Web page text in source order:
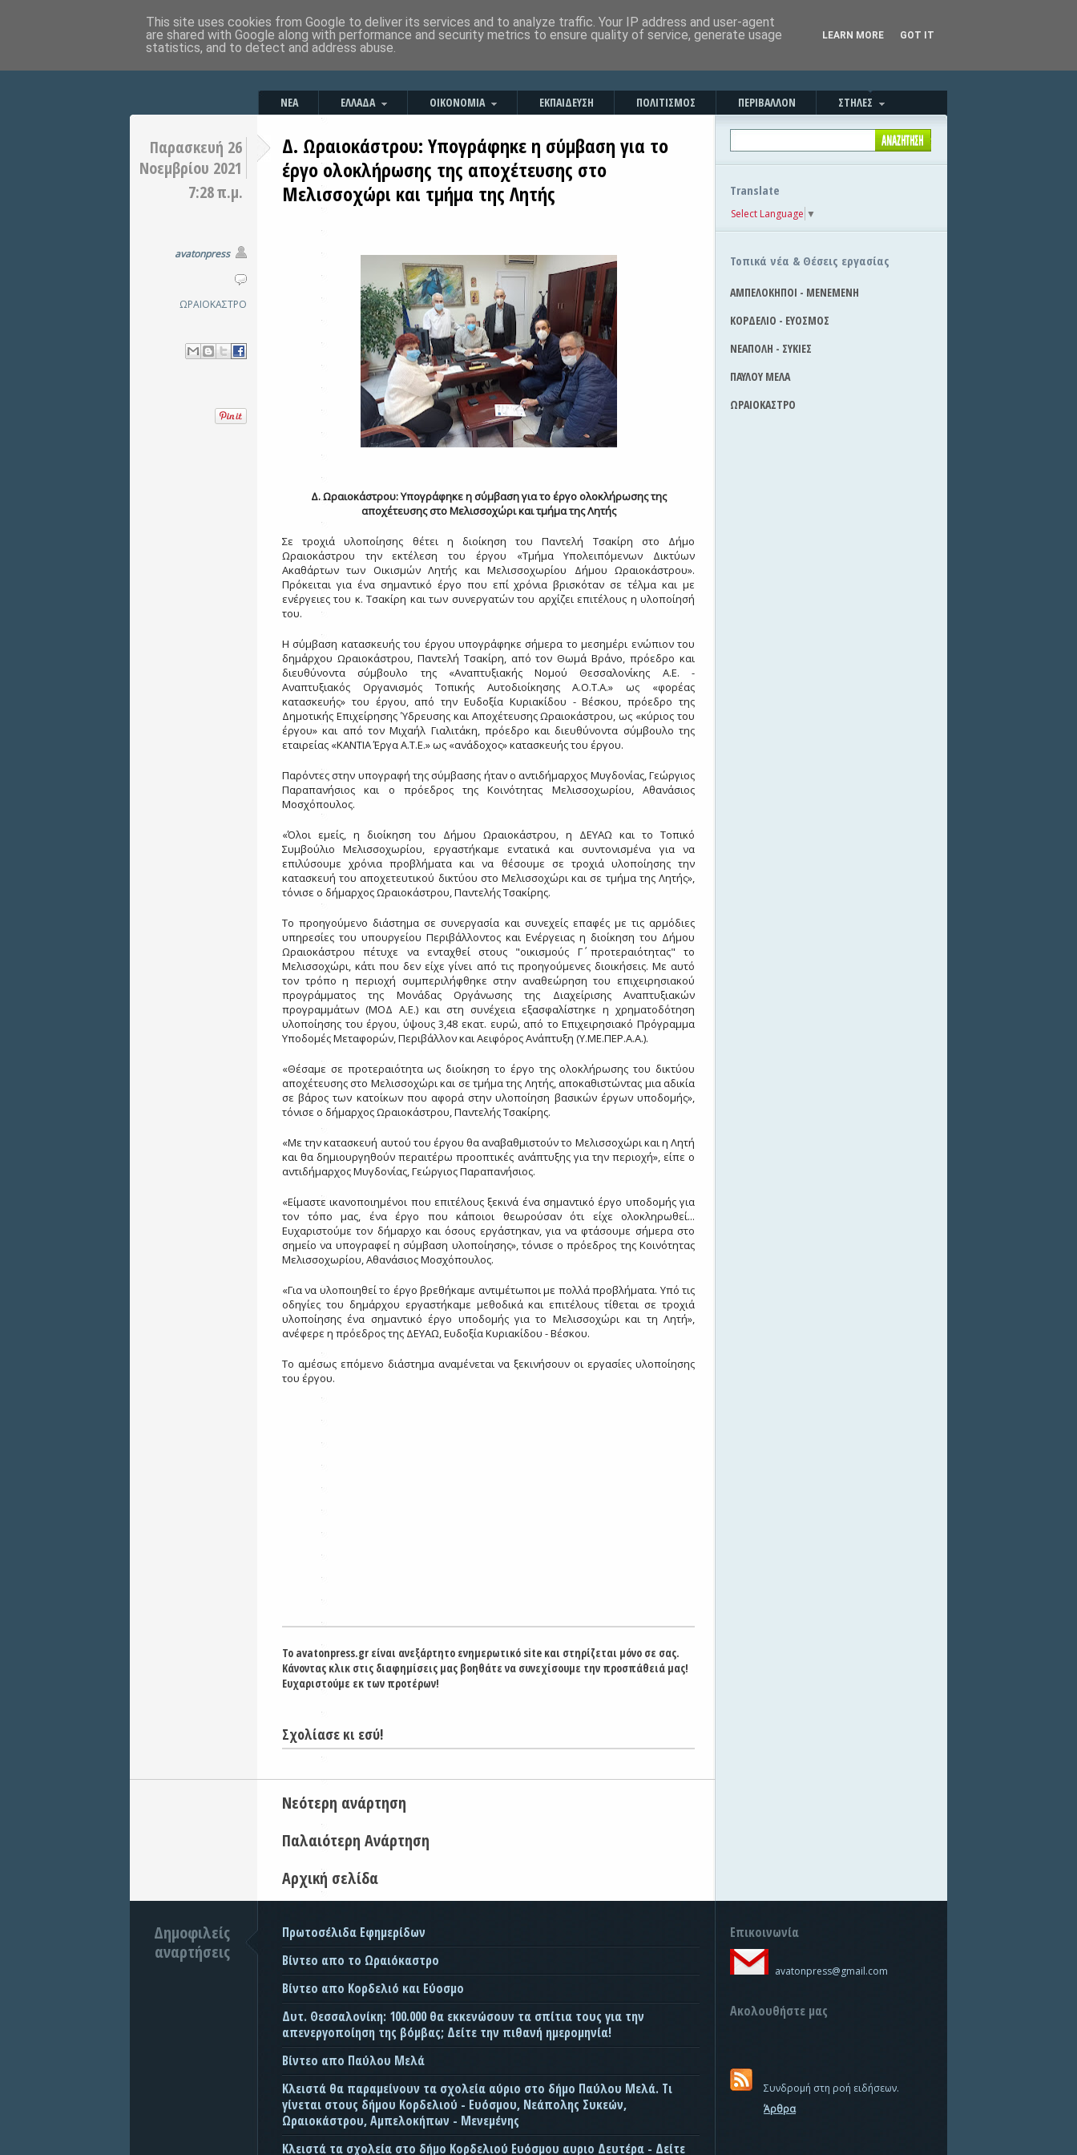
ΝΕΑ ΕΛΛΑΔΑ ΟΙΚΟΝΟΜΙΑ ΕΚΠΑΙΔΕΥΣΗ ΠΟΛΙΤΙΣΜΟΣ ΠΕΡΙΒΑΛΛΟΝ ΣΤΗΛΕΣ
Παρασκευή 26
Νοεμβρίου 2021
7:28 π.μ.
avatonpress
ΩΡΑΙΟΚΑΣΤΡΟ
Δ. Ωραιοκάστρου: Υπογράφηκε η σύμβαση για το
έργο ολοκλήρωσης της αποχέτευσης στο
Μελισσοχώρι και τμήμα της Λητής
Δ. Ωραιοκάστρου: Υπογράφηκε η σύμβαση για το έργο ολοκλήρωσης της
αποχέτευσης στο Μελισσοχώρι και τμήμα της Λητής
Σε τροχιά υλοποίησης θέτει η διοίκηση του Παντελή Τσακίρη στο Δήμο
Ωραιοκάστρου την εκτέλεση του έργου «Τμήμα Υπολειπόμενων Δικτύων
Ακαθάρτων των Οικισμών Λητής και Μελισσοχωρίου Δήμου Ωραιοκάστρου».
Πρόκειται για ένα σημαντικό έργο που επί χρόνια βρισκόταν σε τέλμα και με
ενέργειες του κ. Τσακίρη και των συνεργατών του αρχίζει επιτέλους η υλοποίησή
του.
Η σύμβαση κατασκευής του έργου υπογράφηκε σήμερα το μεσημέρι ενώπιον του
δημάρχου Ωραιοκάστρου, Παντελή Τσακίρη, από τον Θωμά Βράνο, πρόεδρο και
διευθύνοντα σύμβουλο της «Αναπτυξιακής Νομού Θεσσαλονίκης Α.Ε. -
Αναπτυξιακός Οργανισμός Τοπικής Αυτοδιοίκησης Α.Ο.Τ.Α.» ως «φορέας
κατασκευής» του έργου, από την Ευδοξία Κυριακίδου - Βέσκου, πρόεδρο της
Δημοτικής Επιχείρησης Ύδρευσης και Αποχέτευσης Ωραιοκάστρου, ως «κύριος του
έργου» και από τον Μιχαήλ Γιαλιτάκη, πρόεδρο και διευθύνοντα σύμβουλο της
εταιρείας «ΚΑΝΤΙΑ Έργα Α.Τ.Ε.» ως «ανάδοχος» κατασκευής του έργου.
Παρόντες στην υπογραφή της σύμβασης ήταν ο αντιδήμαρχος Μυγδονίας, Γεώργιος
Παραπανήσιος και ο πρόεδρος της Κοινότητας Μελισσοχωρίου, Αθανάσιος
Μοσχόπουλος.
«Όλοι εμείς, η διοίκηση του Δήμου Ωραιοκάστρου, η ΔΕΥΑΩ και το Τοπικό
Συμβούλιο Μελισσοχωρίου, εργαστήκαμε εντατικά και συντονισμένα για να
επιλύσουμε χρόνια προβλήματα και να θέσουμε σε τροχιά υλοποίησης την
κατασκευή του αποχετευτικού δικτύου στο Μελισσοχώρι και σε τμήμα της Λητής»,
τόνισε ο δήμαρχος Ωραιοκάστρου, Παντελής Τσακίρης.
Το προηγούμενο διάστημα σε συνεργασία και συνεχείς επαφές με τις αρμόδιες
υπηρεσίες του υπουργείου Περιβάλλοντος και Ενέργειας η διοίκηση του Δήμου
Ωραιοκάστρου πέτυχε να ενταχθεί στους "οικισμούς Γ΄ προτεραιότητας" το
Μελισσοχώρι, κάτι που δεν είχε γίνει από τις προηγούμενες διοικήσεις. Με αυτό
τον τρόπο η περιοχή συμπεριλήφθηκε στην αναθεώρηση του επιχειρησιακού
προγράμματος της Μονάδας Οργάνωσης της Διαχείρισης Αναπτυξιακών
προγραμμάτων (ΜΟΔ Α.Ε.) και στη συνέχεια εξασφαλίστηκε η χρηματοδότηση
υλοποίησης του έργου, ύψους 3,48 εκατ. ευρώ, από το Επιχειρησιακό Πρόγραμμα
Υποδομές Μεταφορών, Περιβάλλον και Αειφόρος Ανάπτυξη (Υ.ΜΕ.ΠΕΡ.Α.Α.).
«Θέσαμε σε προτεραιότητα ως διοίκηση το έργο της ολοκλήρωσης του δικτύου
αποχέτευσης στο Μελισσοχώρι και σε τμήμα της Λητής, αποκαθιστώντας μια αδικία
σε βάρος των κατοίκων που αφορά στην υλοποίηση βασικών έργων υποδομής»,
τόνισε ο δήμαρχος Ωραιοκάστρου, Παντελής Τσακίρης.
«Με την κατασκευή αυτού του έργου θα αναβαθμιστούν το Μελισσοχώρι και η Λητή
και θα δημιουργηθούν περαιτέρω προοπτικές ανάπτυξης για την περιοχή», είπε ο
αντιδήμαρχος Μυγδονίας, Γεώργιος Παραπανήσιος.
«Είμαστε ικανοποιημένοι που επιτέλους ξεκινά ένα σημαντικό έργο υποδομής για
τον τόπο μας, ένα έργο που κάποιοι θεωρούσαν ότι είχε ολοκληρωθεί...
Ευχαριστούμε τον δήμαρχο και όσους εργάστηκαν, για να φτάσουμε σήμερα στο
σημείο να υπογραφεί η σύμβαση υλοποίησης», τόνισε ο πρόεδρος της Κοινότητας
Μελισσοχωρίου, Αθανάσιος Μοσχόπουλος.
«Για να υλοποιηθεί το έργο βρεθήκαμε αντιμέτωποι με πολλά προβλήματα. Υπό τις
οδηγίες του δημάρχου εργαστήκαμε μεθοδικά και επιτέλους τίθεται σε τροχιά
υλοποίησης ένα σημαντικό έργο υποδομής για το Μελισσοχώρι και τη Λητή»,
ανέφερε η πρόεδρος της ΔΕΥΑΩ, Ευδοξία Κυριακίδου - Βέσκου.
Το αμέσως επόμενο διάστημα αναμένεται να ξεκινήσουν οι εργασίες υλοποίησης
του έργου.
Το avatonpress.gr είναι ανεξάρτητο ενημερωτικό site και στηρίζεται μόνο σε σας.
Κάνοντας κλικ στις διαφημίσεις μας βοηθάτε να συνεχίσουμε την προσπάθειά μας!
Ευχαριστούμε εκ των προτέρων!
Σχολίασε κι εσύ!
Νεότερη ανάρτηση
Παλαιότερη Ανάρτηση
Αρχική σελίδα
Translate
Select Language ▼
Τοπικά νέα & Θέσεις εργασίας
ΑΜΠΕΛΟΚΗΠΟΙ - ΜΕΝΕΜΕΝΗ
ΚΟΡΔΕΛΙΟ - ΕΥΟΣΜΟΣ
ΝΕΑΠΟΛΗ - ΣΥΚΙΕΣ
ΠΑΥΛΟΥ ΜΕΛΑ
ΩΡΑΙΟΚΑΣΤΡΟ
Δημοφιλείς
αναρτήσεις
Πρωτοσέλιδα Εφημερίδων
Βίντεο απο το Ωραιόκαστρο
Βίντεο απο Κορδελιό και Εύοσμο
Δυτ. Θεσσαλονίκη: 100.000 θα εκκενώσουν τα σπίτια τους για την
απενεργοποίηση της βόμβας; Δείτε την πιθανή ημερομηνία!
Βίντεο απο Παύλου Μελά
Κλειστά θα παραμείνουν τα σχολεία αύριο στο δήμο Παύλου Μελά. Τι
γίνεται στους δήμου Κορδελιού - Ευόσμου, Νεάπολης Συκεών,
Ωραιοκάστρου, Αμπελοκήπων - Μενεμένης
Κλειστά τα σχολεία στο δήμο Κορδελιού Ευόσμου αυριο Δευτέρα - Δείτε
Επικοινωνία
avatonpress@gmail.com
Ακολουθήστε μας
Συνδρομή στη ροή ειδήσεων.
Άρθρα
This site uses cookies from Google to deliver its services and to analyze traffic. Your IP address and user-agent
are shared with Google along with performance and security metrics to ensure quality of service, generate usage
statistics, and to detect and address abuse.
LEARN MORE GOT IT